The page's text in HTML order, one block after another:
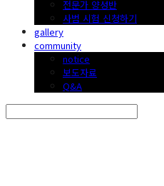
전문가 양성반
사범 시험 신청하기
gallery
community
notice
보도자료
Q&A